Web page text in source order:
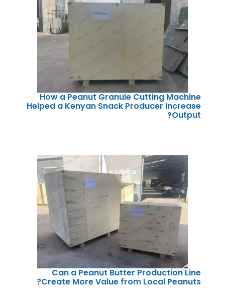
How a Peanut Granule Cutting Machine
Helped a Kenyan Snack Producer Increase
Output?
Can a Peanut Butter Production Line
Create More Value from Local Peanuts?